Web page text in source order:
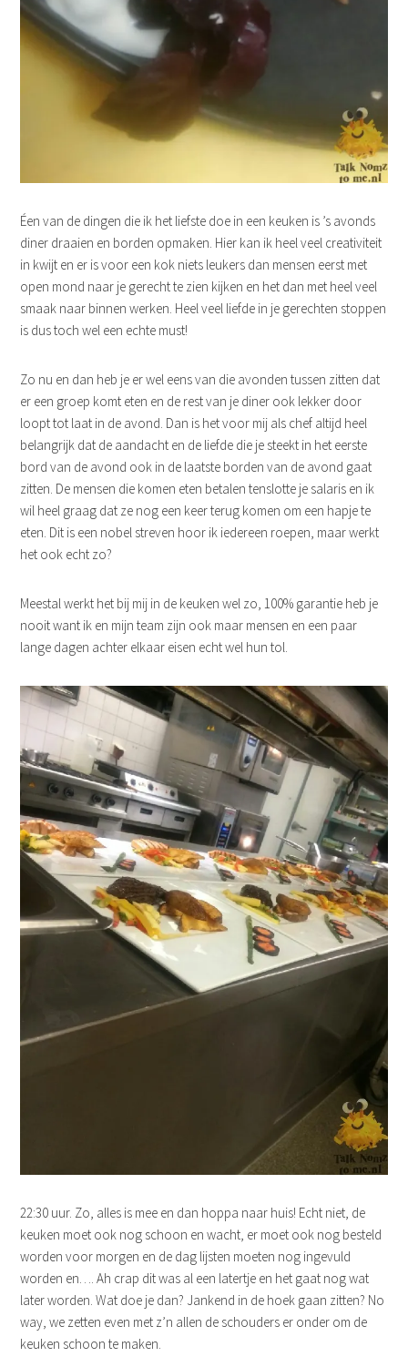
Éen van de dingen die ik het liefste doe in een keuken is ’s avonds
diner draaien en borden opmaken. Hier kan ik heel veel creativiteit
in kwijt en er is voor een kok niets leukers dan mensen eerst met
open mond naar je gerecht te zien kijken en het dan met heel veel
smaak naar binnen werken. Heel veel liefde in je gerechten stoppen
is dus toch wel een echte must!
Zo nu en dan heb je er wel eens van die avonden tussen zitten dat
er een groep komt eten en de rest van je diner ook lekker door
loopt tot laat in de avond. Dan is het voor mij als chef altijd heel
belangrijk dat de aandacht en de liefde die je steekt in het eerste
bord van de avond ook in de laatste borden van de avond gaat
zitten. De mensen die komen eten betalen tenslotte je salaris en ik
wil heel graag dat ze nog een keer terug komen om een hapje te
eten. Dit is een nobel streven hoor ik iedereen roepen, maar werkt
het ook echt zo?
Meestal werkt het bij mij in de keuken wel zo, 100% garantie heb je
nooit want ik en mijn team zijn ook maar mensen en een paar
lange dagen achter elkaar eisen echt wel hun tol.
22:30 uur. Zo, alles is mee en dan hoppa naar huis! Echt niet, de
keuken moet ook nog schoon en wacht, er moet ook nog besteld
worden voor morgen en de dag lijsten moeten nog ingevuld
worden en…. Ah crap dit was al een latertje en het gaat nog wat
later worden. Wat doe je dan? Jankend in de hoek gaan zitten? No
way, we zetten even met z’n allen de schouders er onder om de
keuken schoon te maken.